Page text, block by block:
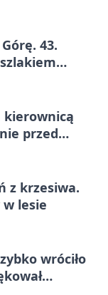
43.
kierownicą
przed
z krzesiwa.
lesie
wróciło